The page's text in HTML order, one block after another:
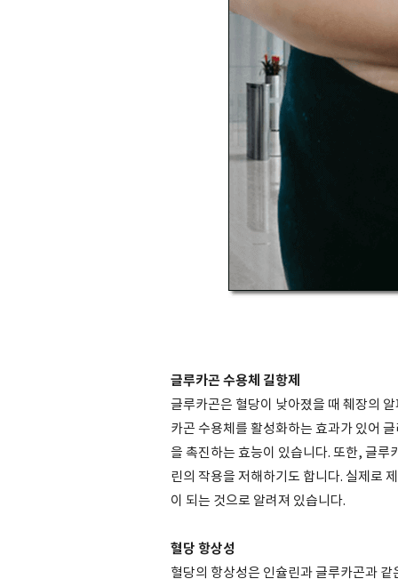
글루카곤 수용체 길항제
글루카곤은 혈당이 낮아졌을 때 췌장의
카곤 수용체를 활성화하는 효과가 있어
을 촉진하는 효능이 있습니다. 또한, 글루
린의 작용을 저해하기도 합니다. 실제로
이 되는 것으로 알려져 있습니다.
혈당 항상성
혈당의 항상성은 인슐린과 글루카곤과